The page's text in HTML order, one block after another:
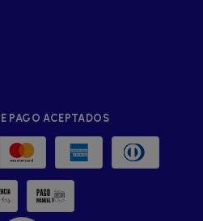
PAGO ACEPTADOS